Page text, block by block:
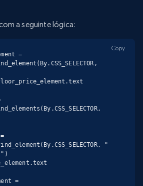
a seguinte lógica:
=
"
=
Copy